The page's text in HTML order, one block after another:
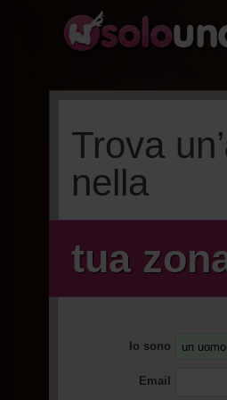
Trova un’
nella
tua
Io sono
Email